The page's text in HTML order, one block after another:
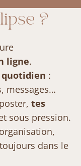
?
ligne.
quotidien :
messages…
tes
sous pression.
dans le